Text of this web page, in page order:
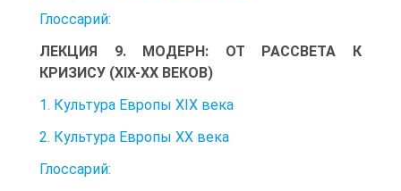
Глоссарий:
ЛЕКЦИЯ 9. МОДЕРН: ОТ РАССВЕТА К
КРИЗИСУ (XIX-XX ВЕКОВ)
1. Культура Европы XIX века
2. Культура Европы XX века
Глоссарий: